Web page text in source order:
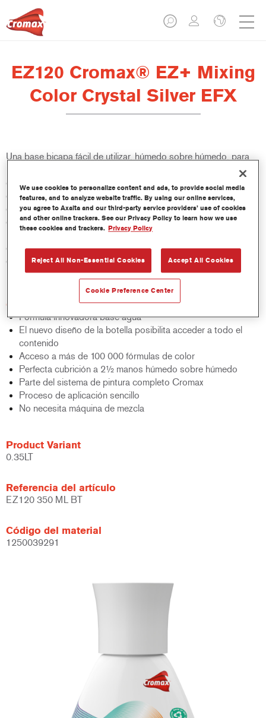
EZ120 Cromax® EZ+ Mixing
Color Crystal Silver EFX
Una base bicapa fácil de utilizar, húmedo sobre húmedo, para
un excelente rendimiento de color, versatilidad y valor. Buena
cubrición, fácil difuminado y excelente control del efecto hacen
que todas las reparaciones sean más fáciles y rápidas. También
ofrece acceso a una base de datos constantemente actualizada
de más de 100 000 fórmulas de colores sólidos, metalizados y
perlados. Y sus innovadoras botellas comprimibles aseguran
dosis más precisas y minimizan el desperdicio. Cromax EZ+ es
el nuevo estándar para el rendimiento y la eficacia de una base
bicapa al agua.
Características del producto
Fórmula innovadora base agua
El nuevo diseño de la botella posibilita acceder a todo el
contenido
Acceso a más de 100 000 fórmulas de color
Perfecta cubrición a 2½ manos húmedo sobre húmedo
Parte del sistema de pintura completo Cromax
Proceso de aplicación sencillo
No necesita máquina de mezcla
Product Variant
0.35LT
Referencia del artículo
EZ120 350 ML BT
Código del material
1250039291
We use cookies to personalize content and ads, to provide social media
features, and to analyze website traffic. By using our online services,
you agree to Axalta and our third-party service providers’ use of cookies
and other online trackers. See our Privacy Policy to learn how we use
these cookies and trackers. Privacy Policy
Reject All Non-Essential Cookies Accept All Cookies
Cookie Preference Center